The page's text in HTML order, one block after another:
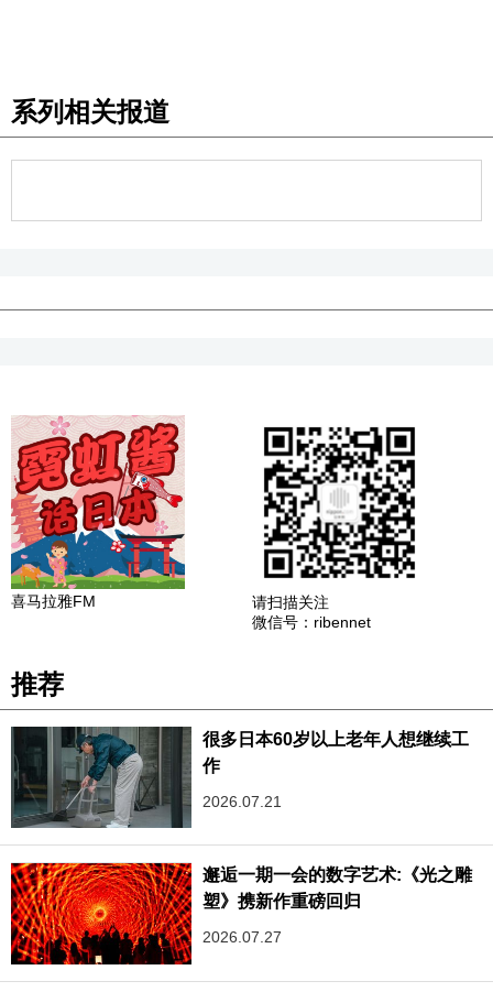
系列相关报道
喜马拉雅FM
请扫描关注
微信号：ribennet
推荐
很多日本60岁以上老年人想继续工
作
2026.07.21
邂逅一期一会的数字艺术:《光之雕
塑》携新作重磅回归
2026.07.27